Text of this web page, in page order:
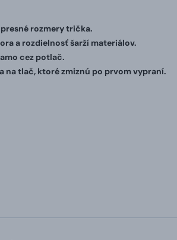
rozmery trička.
a rozdielnosť šarží materiálov.
cez potlač.
na tlač, ktoré zmiznú po prvom vypraní.